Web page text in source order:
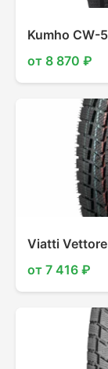
Kumho CW-
от 8 870 ₽
Viatti
от 7 416 ₽